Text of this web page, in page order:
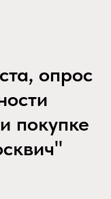
опрос
покупке